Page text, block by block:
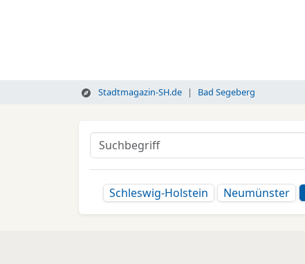
Stadtmagazin-SH.de Bad Segeberg
Schleswig-Holstein Neumünster